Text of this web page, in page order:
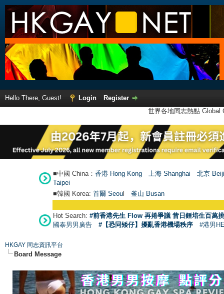
Hello There, Guest! Login
Register
世界各地同志熱點
■中國 China： 香港 Hong Kong 上海 Shanghai
北京
Taipei
■韓國 Korea: 首爾 Seoul 釜山 Busan
Hot Search: #前香港先生 Flow 再捲爭議 昔日鍾培生百萬
國泰男男廣告
#【恐同矮仔】擾亂香港機場秩序 #港男
HKGAY 同志資訊平台
Board Message